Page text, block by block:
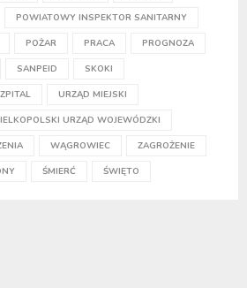
POWIATOWY INSPEKTOR SANITARNY
POŻAR PRACA PROGNOZA
SANPEID SKOKI
URZĄD MIEJSKI
URZĄD WOJEWÓDZKI
WĄGROWIEC ZAGROŻENIE
ŚMIERĆ ŚWIĘTO